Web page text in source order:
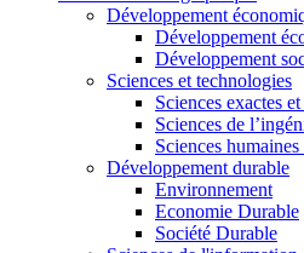
Développement
Développement
Développement
Sciences et technologies
Sciences exactes
Sciences de
Sciences
Développement durable
Environnement
Economie Durable
Société Durable